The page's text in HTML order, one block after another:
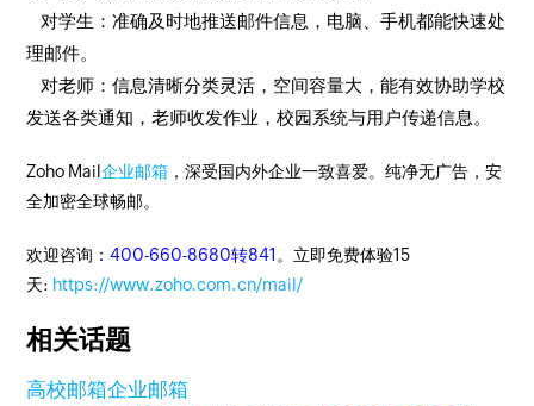
对学生：准确及时地推送邮件信息，电脑、手机都能快速处
理邮件。
对老师：信息清晰分类灵活，空间容量大，能有效协助学校
发送各类通知，老师收发作业，校园系统与用户传递信息。
Zoho Mail企业邮箱 ，深受国内外企业一致喜爱。纯净无广告，安
全加密全球畅邮。
欢迎咨询：400-660-8680转841 。立即免费体验15
天: https://www.zoho.com.cn/mail/
相关话题
高校邮箱企业邮箱